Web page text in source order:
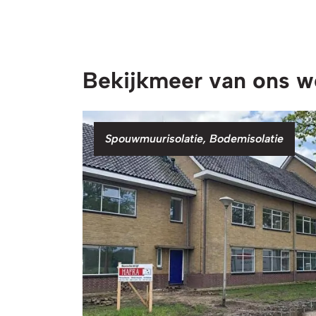
Bekijkmeer van ons
Categorie
Spouwmuurisolatie, Bodemisolatie